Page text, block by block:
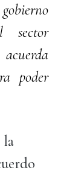
poder
la